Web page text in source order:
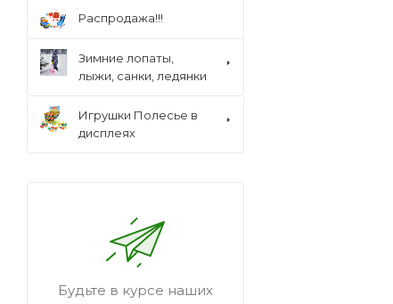
Распродажа!!!
Зимние лопаты,
лыжи, санки, ледянки
Игрушки Полесье в
дисплеях
Будьте в курсе наших